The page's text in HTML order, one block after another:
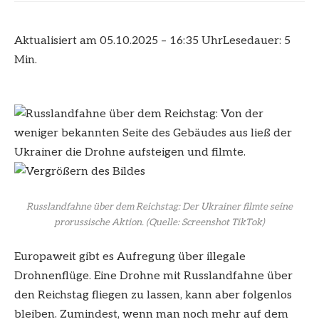
Aktualisiert am 05.10.2025 – 16:35 UhrLesedauer: 5
Min.
Russlandfahne über dem Reichstag: Der Ukrainer filmte seine
prorussische Aktion. (Quelle: Screenshot TikTok)
Europaweit gibt es Aufregung über illegale
Drohnenflüge. Eine Drohne mit Russlandfahne über
den Reichstag fliegen zu lassen, kann aber folgenlos
bleiben. Zumindest, wenn man noch mehr auf dem